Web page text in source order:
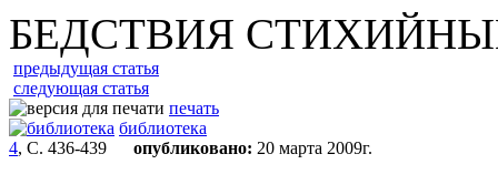
БЕДСТВИЯ
предыдущая статья
следующая статья
печать
библиотека
4, С. 436-439 опубликовано: 20 марта 2009г.